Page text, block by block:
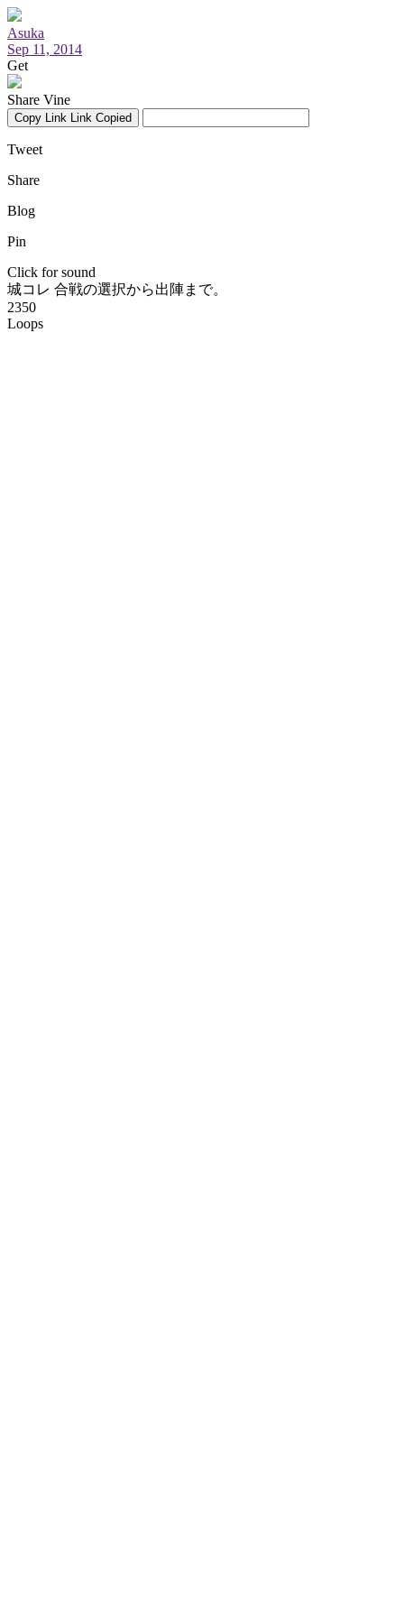
Asuka
Sep 11, 2014
Get
Share Vine
Copy Link Link Copied
Tweet
Share
Blog
Pin
Click for sound
城コレ 合戦の選択から出陣まで。
2350
Loops